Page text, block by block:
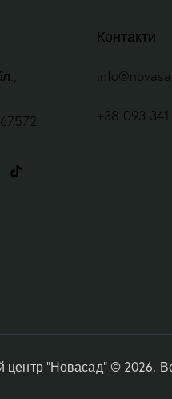
Контакти
+38 093
центр “Новасад”© 2026.